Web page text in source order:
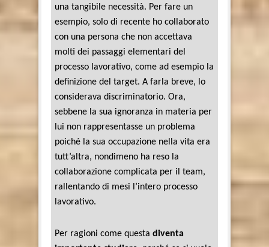
una tangibile necessità. Per fare un
esempio, solo di recente ho collaborato
con una persona che non accettava
molti dei passaggi elementari del
processo lavorativo, come ad esempio la
definizione del target. A farla breve, lo
considerava discriminatorio. Ora,
sebbene la sua ignoranza in materia per
lui non rappresentasse un problema
poiché la sua occupazione nella vita era
tutt’altra, nondimeno ha reso la
collaborazione complicata per il team,
rallentando di mesi l’intero processo
lavorativo.
Per ragioni come questa diventa